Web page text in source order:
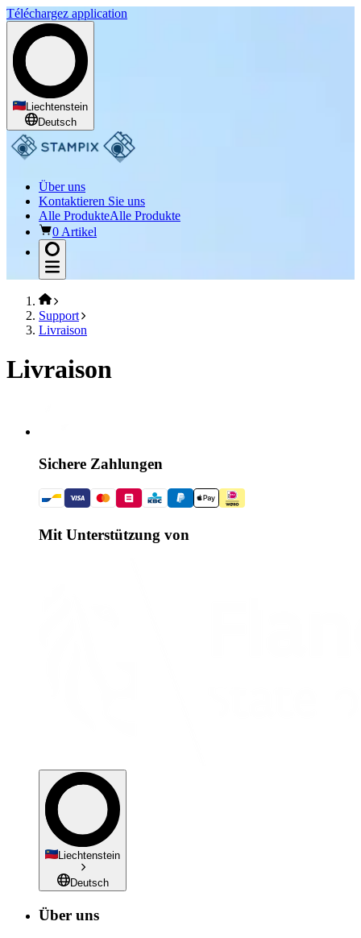
Téléchargez application
Liechtenstein
Deutsch
Über uns
Kontaktieren Sie uns
Alle ProdukteAlle Produkte
0 Artikel
Support
Livraison
Livraison
Sichere Zahlungen
Mit Unterstützung von
Liechtenstein
Deutsch
Über uns